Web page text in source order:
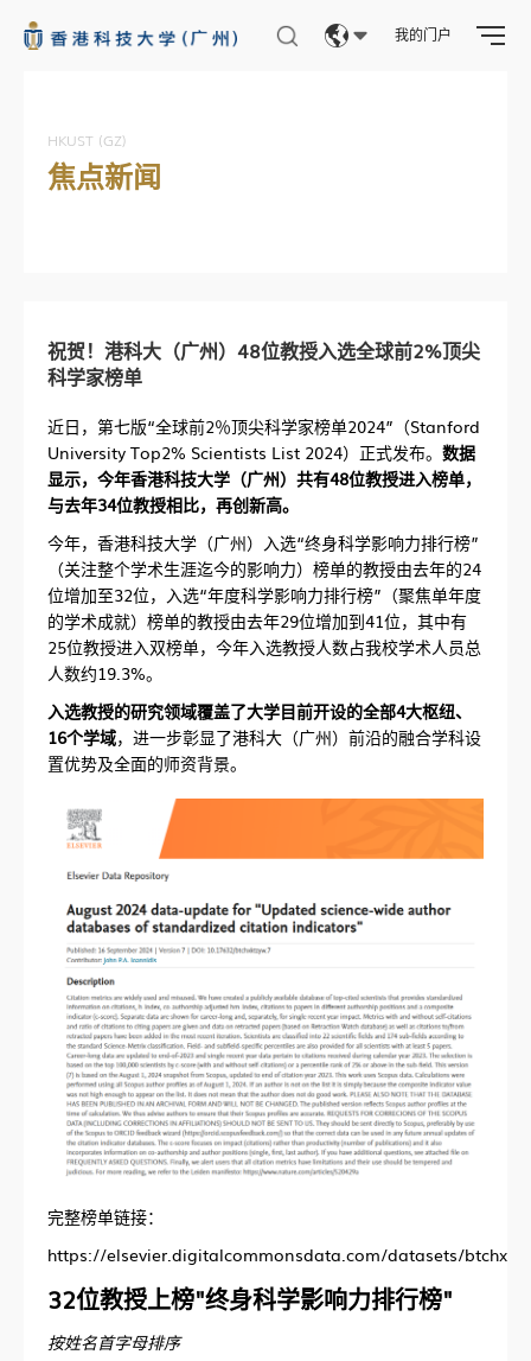
我的门户
HKUST (GZ)
焦点新闻
祝贺！港科大（广州）48位教授入选全球前2%顶尖
科学家榜单
近日，第七版“全球前2％顶尖科学家榜单2024”（Stanford
University Top2% Scientists List 2024）正式发布。 数据
显示，今年香港科技大学（广州）共有48位教授进入榜单，
与去年34位教授相比，再创新高。
今年，香港科技大学（广州）入选“终身科学影响力排行榜”
（关注整个学术生涯迄今的影响力）榜单的教授由去年的24
位增加至32位，入选“年度科学影响力排行榜”（聚焦单年度
的学术成就）榜单的教授由去年29位增加到41位，其中有
25位教授进入双榜单，今年入选教授人数占我校学术人员总
人数约19.3%。
入选教授的研究领域覆盖了大学目前开设的全部4大枢纽、
16个学域，进一步彰显了港科大（广州）前沿的融合学科设
置优势及全面的师资背景。
完整榜单链接：
https://elsevier.digitalcommonsdata.com/datasets/
32位教授上榜"终身科学影响力排行榜"
按姓名首字母排序